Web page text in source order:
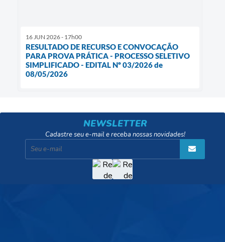
16 JUN 2026 - 17h00
RESULTADO DE RECURSO E CONVOCAÇÃO
PARA PROVA PRÁTICA - PROCESSO SELETIVO
SIMPLIFICADO - EDITAL Nº 03/2026 de
08/05/2026
NEWSLETTER
Cadastre seu e-mail e receba nossas novidades!